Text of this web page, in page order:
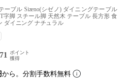
ーブル Sizeno(シゼノ) ダイニングテーブル
字脚 スチール脚 天然木 テーブル 長方形 食
ダイニング ナチュラル
から。分割手数料無料
ポイント
獲得